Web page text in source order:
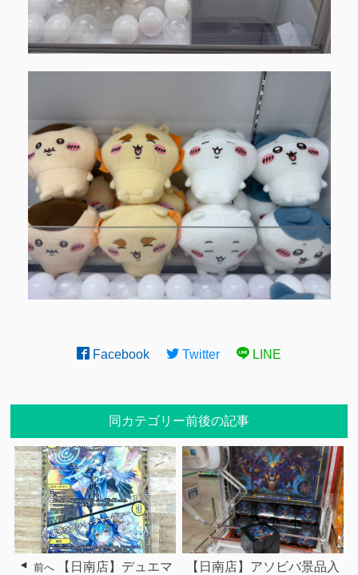
Facebook Twitter LINE
同カテゴリー前後の記事
前へ
【日南店】デュエマ
【日南店】アソビバ景品入